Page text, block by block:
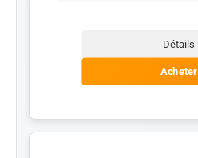
Détails
Acheter